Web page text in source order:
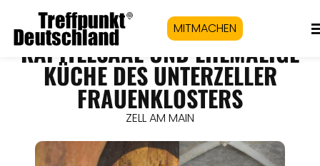
MITMACHEN
KAPITELSAAL UND EHEMALIGE
KÜCHE DES UNTERZELLER
FRAUENKLOSTERS
ZELL AM MAIN